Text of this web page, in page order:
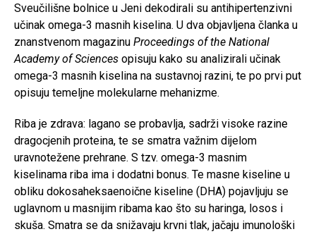
Sveučilišne bolnice u Jeni dekodirali su antihipertenzivni
učinak omega-3 masnih kiselina. U dva objavljena članka u
znanstvenom magazinu Proceedings of the National
Academy of Sciences opisuju kako su analizirali učinak
omega-3 masnih kiselina na sustavnoj razini, te po prvi put
opisuju temeljne molekularne mehanizme.
Riba je zdrava: lagano se probavlja, sadrži visoke razine
dragocjenih proteina, te se smatra važnim dijelom
uravnotežene prehrane. S tzv. omega-3 masnim
kiselinama riba ima i dodatni bonus. Te masne kiseline u
obliku dokosaheksaenoične kiseline (DHA) pojavljuju se
uglavnom u masnijim ribama kao što su haringa, losos i
skuša. Smatra se da snižavaju krvni tlak, jačaju imunološki